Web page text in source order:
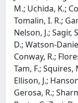
M.; Uchida, K.;
Tomalin, I. R.;
Nelson, J.; Sagir,
D.; Watson-
Conway, R.;
Tam, F.; Squires,
Ellison, J.;
Gerosa, R.;